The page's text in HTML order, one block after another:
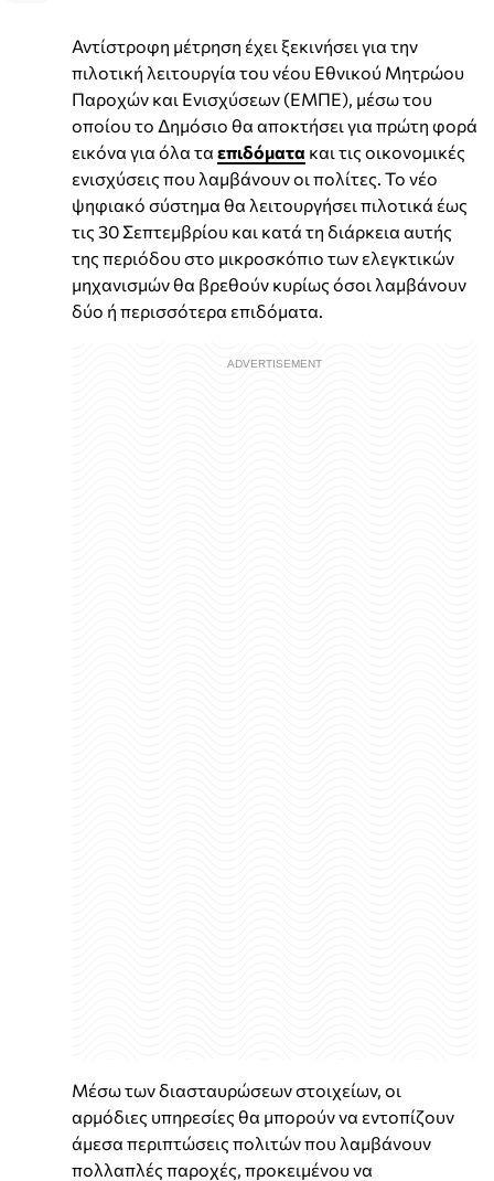
Αντίστροφη μέτρηση έχει ξεκινήσει για την
πιλοτική λειτουργία του νέου Εθνικού Μητρώου
Παροχών και Ενισχύσεων (ΕΜΠΕ), μέσω του
οποίου το Δημόσιο θα αποκτήσει για πρώτη φορά
εικόνα για όλα τα επιδόματα και τις οικονομικές
ενισχύσεις που λαμβάνουν οι πολίτες. Το νέο
ψηφιακό σύστημα θα λειτουργήσει πιλοτικά έως
τις 30 Σεπτεμβρίου και κατά τη διάρκεια αυτής
της περιόδου στο μικροσκόπιο των ελεγκτικών
μηχανισμών θα βρεθούν κυρίως όσοι λαμβάνουν
δύο ή περισσότερα επιδόματα.
Μέσω των διασταυρώσεων στοιχείων, οι
αρμόδιες υπηρεσίες θα μπορούν να εντοπίζουν
άμεσα περιπτώσεις πολιτών που λαμβάνουν
πολλαπλές παροχές, προκειμένου να